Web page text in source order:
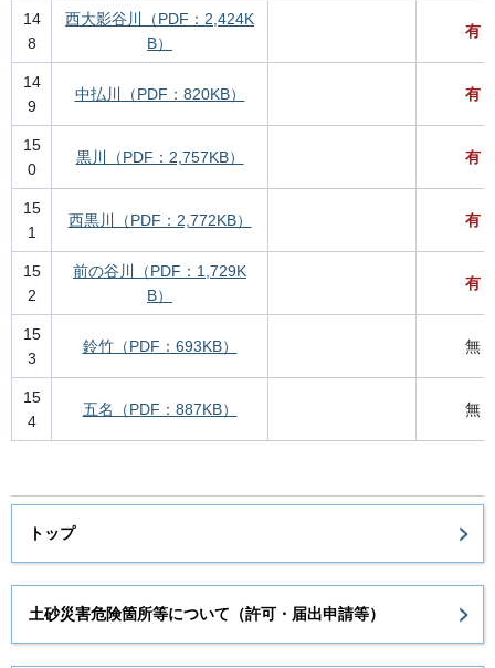
14
8
西大影谷川（PDF：2,424K
B）
有
14
9
中払川（PDF：820KB） 有
15
0
黒川（PDF：2,757KB） 有
15
1
西黒川（PDF：2,772KB） 有
15
2
前の谷川（PDF：1,729K
B）
有
15
3
鈴竹（PDF：693KB） 無
15
4
五名（PDF：887KB） 無
トップ
土砂災害危険箇所等について（許可・届出申請等）